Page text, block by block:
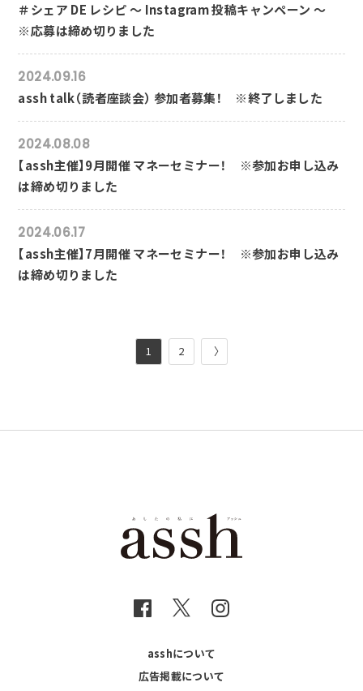
＃シェア DE レシピ ～ Instagram 投稿キャンペーン ～
※応募は締め切りました
2024.09.16
assh talk（読者座談会） 参加者募集！ ※終了しました
2024.08.08
【assh主催】9月開催 マネーセミナー！ ※参加お申し込み
は締め切りました
2024.06.17
【assh主催】7月開催 マネーセミナー！ ※参加お申し込み
は締め切りました
1 2 〉
asshについて
広告掲載について